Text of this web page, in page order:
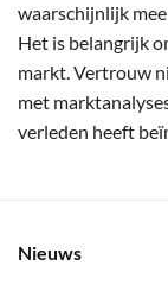
waarschijnlijk
Het is belangrijk
markt. Vertrouw
met
verleden heeft
Nieuws